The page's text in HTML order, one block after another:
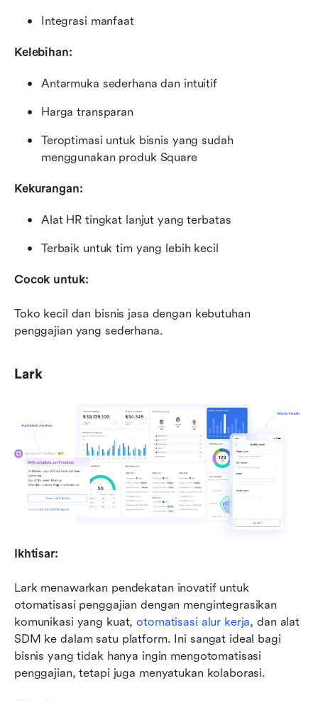
Integrasi manfaat
Kelebihan:
Antarmuka sederhana dan intuitif
Harga transparan
Teroptimasi untuk bisnis yang sudah
menggunakan produk Square
Kekurangan:
Alat HR tingkat lanjut yang terbatas
Terbaik untuk tim yang lebih kecil
Cocok untuk:
Toko kecil dan bisnis jasa dengan kebutuhan
penggajian yang sederhana.
Lark
Ikhtisar:
Lark menawarkan pendekatan inovatif untuk
otomatisasi penggajian dengan mengintegrasikan
komunikasi yang kuat, otomatisasi alur kerja, dan alat
SDM ke dalam satu platform. Ini sangat ideal bagi
bisnis yang tidak hanya ingin mengotomatisasi
penggajian, tetapi juga menyatukan kolaborasi.